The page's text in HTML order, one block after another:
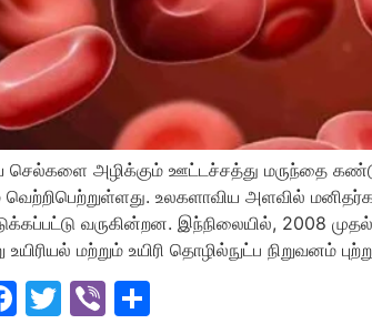
செல்களை அழிக்கும் ஊட்டச்சத்து மருந்தை
வெற்றிபெற்றுள்ளது. உலகளாவிய அளவில்
வருகின்றன. இந்நிலையில், 2008
உயிரியல் மற்றும் உயிரி தொழில்நுட்ப
Facebook
Twitter
Viber